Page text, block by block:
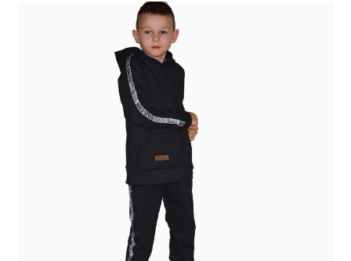
ma
wiele
Opcje
można
wybrać
na
stronie
produktu